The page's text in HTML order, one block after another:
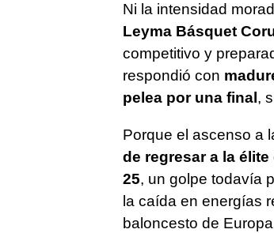
Ni la intensidad
Leyma Básquet
competitivo y
respondió con
pelea por una final ,
Porque el ascenso a
de regresar a la
25, un golpe todavía
la caída en energías
baloncesto de